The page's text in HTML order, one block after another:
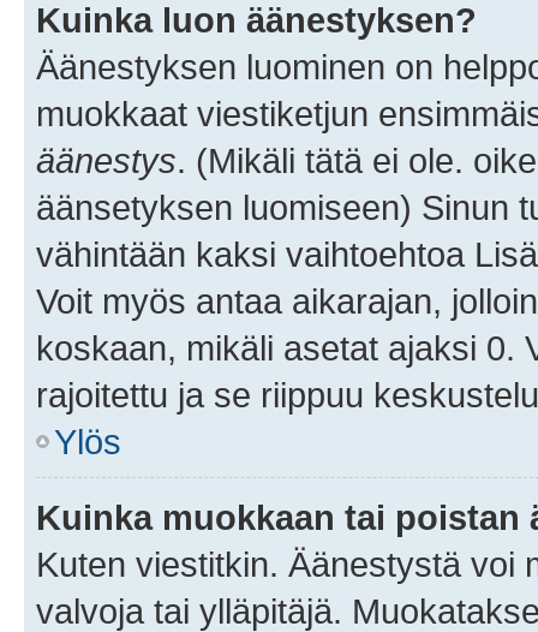
Kuinka luon äänestyksen?
Äänestyksen luominen on
muokkaat viestiketjun
äänestys. (Mikäli tätä ei ole.
äänsetyksen luomiseen) Sinun
vähintään kaksi vaihtoehtoa
Voit myös antaa aikarajan,
koskaan, mikäli asetat ajaksi 0.
rajoitettu ja se riippuu
Ylös
Kuinka muokkaan tai poistan
Kuten viestitkin. Äänestystä voi
valvoja tai ylläpitäjä.